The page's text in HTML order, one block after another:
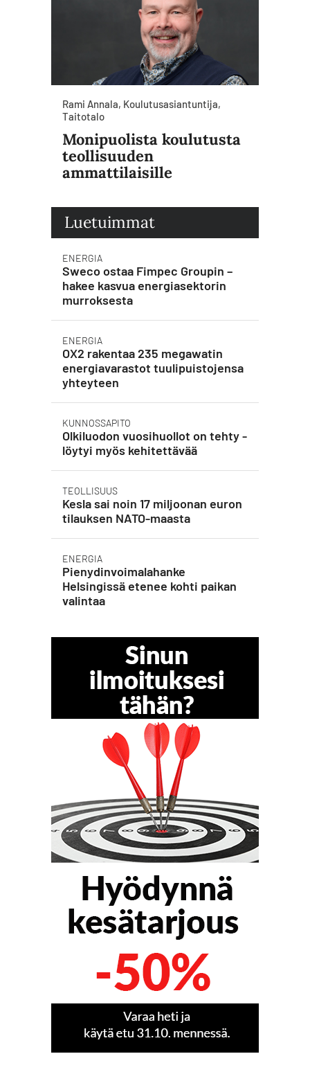
Rami Annala, Koulutusasiantuntija,
Taitotalo
Monipuolista koulutusta
teollisuuden
ammattilaisille
Luetuimmat
ENERGIA
Sweco ostaa Fimpec Groupin –
hakee kasvua energiasektorin
murroksesta
ENERGIA
OX2 rakentaa 235 megawatin
energiavarastot tuulipuistojensa
yhteyteen
KUNNOSSAPITO
Olkiluodon vuosihuollot on tehty -
löytyi myös kehitettävää
TEOLLISUUS
Kesla sai noin 17 miljoonan euron
tilauksen NATO-maasta
ENERGIA
Pienydinvoimalahanke
Helsingissä etenee kohti paikan
valintaa